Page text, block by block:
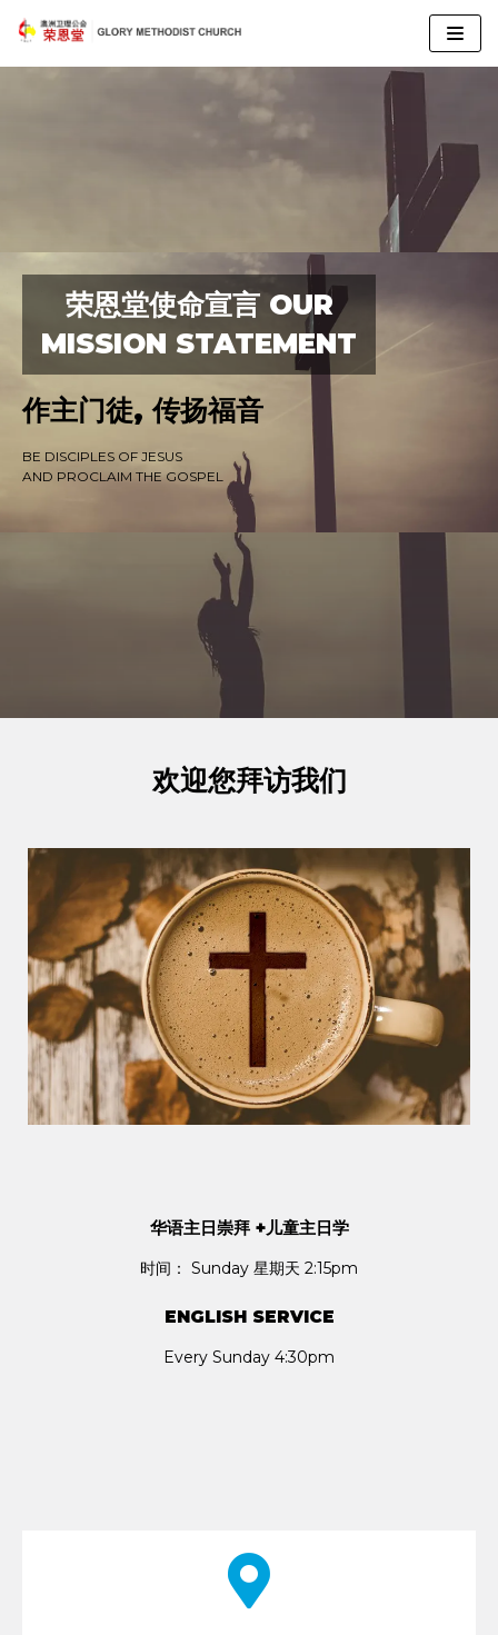
荣恩堂使命宣言 OUR
MISSION STATEMENT
作主门徒, 传扬福音
BE DISCIPLES OF JESUS
AND PROCLAIM THE GOSPEL
欢迎您拜访我们
华语主日崇拜 +儿童主日学
时间： Sunday 星期天 2:15pm
ENGLISH SERVICE
Every Sunday 4:30pm